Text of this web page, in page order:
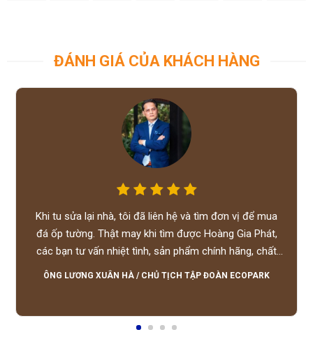
ĐÁNH GIÁ CỦA KHÁCH HÀNG
Khi tu sửa lại nhà, tôi đã liên hệ và tìm đơn vị để mua
đá ốp tường. Thật may khi tìm được Hoàng Gia Phát,
các bạn tư vấn nhiệt tình, sản phẩm chính hãng, chất
lượng tốt, giá hợp lý, hỗ trợ tận tình.
ÔNG LƯƠNG XUÂN HÀ / CHỦ TỊCH TẬP ĐOÀN ECOPARK